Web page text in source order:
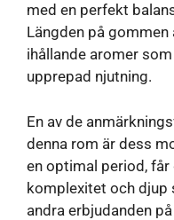
med en perfekt
Längden på
ihållande aromer
upprepad njutning.
En av de
denna rom är dess
en optimal period, får
komplexitet och djup
andra erbjudanden